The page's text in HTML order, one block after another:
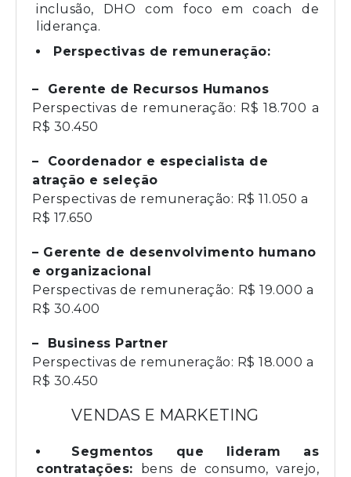
inclusão, DHO com foco em coach de
liderança.
Perspectivas de remuneração:
– Gerente de Recursos Humanos
Perspectivas de remuneração: R$ 18.700 a
R$ 30.450
– Coordenador e especialista de
atração e seleção
Perspectivas de remuneração: R$ 11.050 a
R$ 17.650
– Gerente de desenvolvimento humano
e organizacional
Perspectivas de remuneração: R$ 19.000 a
R$ 30.400
– Business Partner
Perspectivas de remuneração: R$ 18.000 a
R$ 30.450
VENDAS E MARKETING
Segmentos que lideram as
contratações: bens de consumo, varejo,